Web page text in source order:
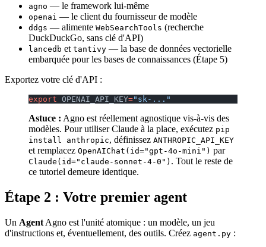
agno — le framework lui-même
openai — le client du fournisseur de modèle
ddgs — alimente WebSearchTools (recherche
DuckDuckGo, sans clé d'API)
lancedb et tantivy — la base de données vectorielle
embarquée pour les bases de connaissances (Étape 5)
Exportez votre clé d'API :
export OPENAI_API_KEY="sk-..."
Astuce : Agno est réellement agnostique vis-à-vis des
modèles. Pour utiliser Claude à la place, exécutez pip
install anthropic, définissez ANTHROPIC_API_KEY
et remplacez OpenAIChat(id="gpt-4o-mini") par
Claude(id="claude-sonnet-4-0") . Tout le reste de
ce tutoriel demeure identique.
Étape 2 : Votre premier agent
Un Agent Agno est l'unité atomique : un modèle, un jeu
d'instructions et, éventuellement, des outils. Créez agent.py :